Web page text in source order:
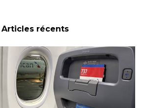
Articles récents